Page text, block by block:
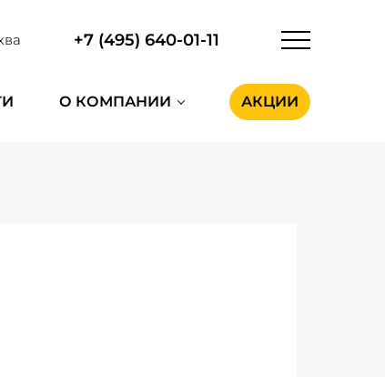
+7 (495) 640-01-11
О КОМПАНИИ АКЦИИ